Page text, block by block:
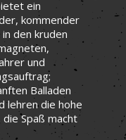
ein
kommender
den kruden
und
Balladen
lehren die hohe
Spaß macht